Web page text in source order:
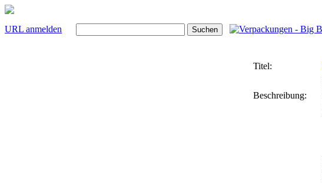
URL anmelden
Titel:
Beschreibung: